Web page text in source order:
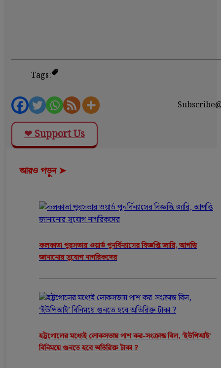
Tags:
❤ Support Us
আরও পড়ুন ➤
কলকাতা পুরসভার ওয়ার্ড পুনর্বিন্যাসের বিজ্ঞপ্তি জারি, আপত্তি
জানানোর সুযোগ নাগরিকদের
হট্টগোলের মধ্যেই লোকসভায় পাশ কর-সংক্রান্ত বিল, ‘ইউপিআই’
বিনিময়ে গুনতে হবে অতিরিক্ত টাকা ?